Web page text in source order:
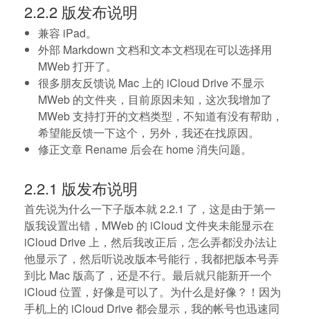
2.2.2 版发布说明
兼容 iPad。
外部 Markdown 文档和文本文档现在可以选择用
MWeb 打开了。
很多朋友反馈说 Mac 上的 iCloud Drive 不显示
MWeb 的文件夹，目前原因未知，这次我增加了
MWeb 支持打开的文档类型，不知道有没有帮助，
希望能反馈一下这个，另外，我还在找原因。
修正文章 Rename 后会在 home 消失问题。
2.2.1 版发布说明
首先说为什么一下子版本就 2.2.1 了，这是由于第一
版我设置出错，MWeb 的 iCloud 文件夹未能显示在
iCloud Drive 上，然后我改正后，怎么弄都没办法让
他显示了，然后听说改版本号能行，我都把版本号弄
到比 Mac 版高了，还是不行。最后就只能新开一个
iCloud 位置，好像是可以了。为什么是好像？！因为
手机上的 iCloud Drive 都会显示，我的帐号也迅速同